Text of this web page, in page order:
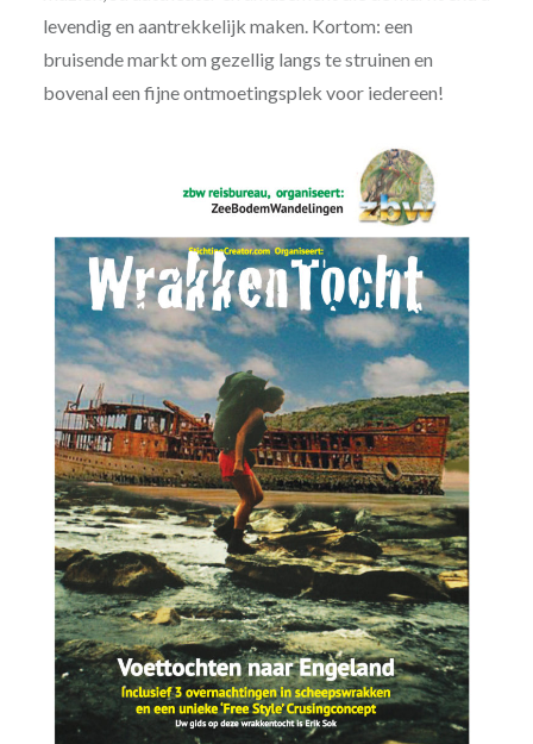
levendig en aantrekkelijk maken. Kortom: een
bruisende markt om gezellig langs te struinen en
bovenal een fijne ontmoetingsplek voor iedereen!